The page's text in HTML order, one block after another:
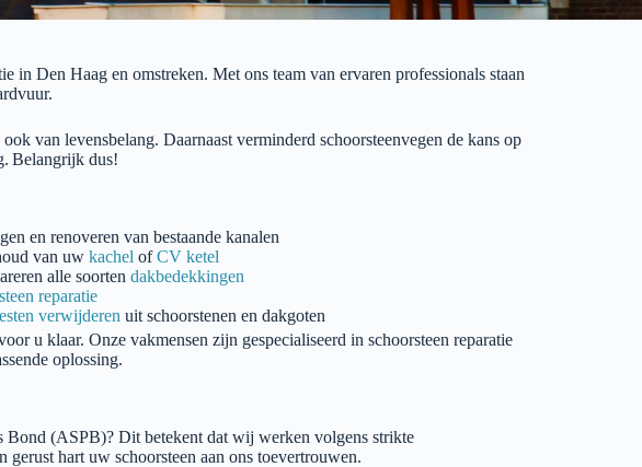
in Den Haag en omstreken. Met ons team van ervaren professionals staan
van levensbelang. Daarnaast verminderd schoorsteenvegen de kans op
Belangrijk dus!
en renoveren van bestaande kanalen
van uw kachel ofCV ketel
alle soorten dakbedekkingen
reparatie
verwijderen uit schoorstenen en dakgoten
u klaar. Onze vakmensen zijn gespecialiseerd in schoorsteen reparatie
oplossing.
Bond (ASPB)? Dit betekent dat wij werken volgens strikte
hart uw schoorsteen aan ons toevertrouwen.